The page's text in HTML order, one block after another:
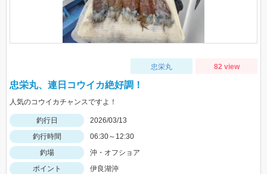
忠栄丸 82 view
忠栄丸、連日コウイカ絶好調！
人気のコウイカチャンスですよ！
釣行日
2026/03/13
釣行時間
06:30～12:30
釣場
沖・オフショア
ポイント
伊良湖沖